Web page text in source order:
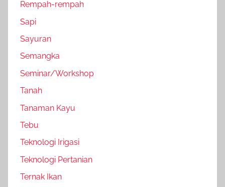
Rempah-rempah
Sapi
Sayuran
Semangka
Seminar/Workshop
Tanah
Tanaman Kayu
Tebu
Teknologi Irigasi
Teknologi Pertanian
Ternak Ikan